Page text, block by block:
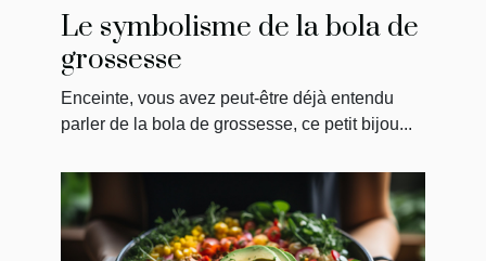
Le symbolisme de la bola de
grossesse
Enceinte, vous avez peut-être déjà entendu
parler de la bola de grossesse, ce petit bijou...